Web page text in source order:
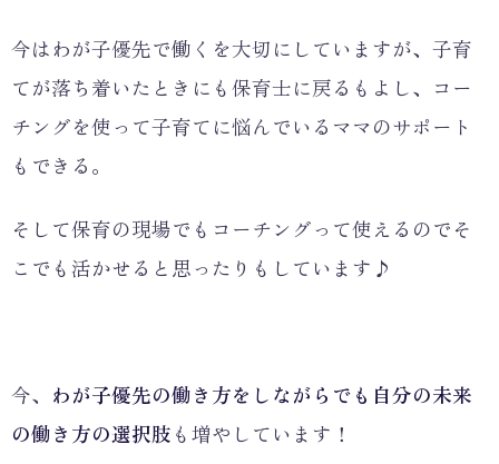
今はわが子優先で働くを大切にしていますが、子育
てが落ち着いたときにも保育士に戻るもよし、コー
チングを使って子育てに悩んでいるママのサポート
もできる。
そして保育の現場でもコーチングって使えるのでそ
こでも活かせると思ったりもしています♪
今、 わが子優先の働き方をしながらでも自分の未来
の働き方の選択肢 も増やしています！